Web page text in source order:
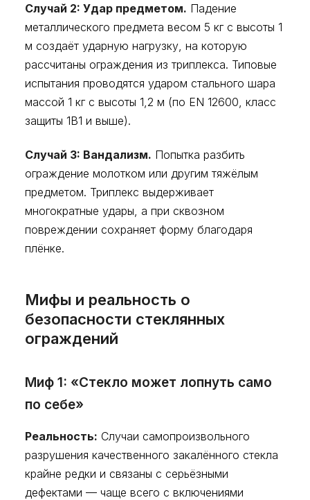
Случай 2: Удар предметом. Падение
металлического предмета весом 5 кг с высоты 1
м создаёт ударную нагрузку, на которую
рассчитаны ограждения из триплекса. Типовые
испытания проводятся ударом стального шара
массой 1 кг с высоты 1,2 м (по EN 12600, класс
защиты 1B1 и выше).
Случай 3: Вандализм. Попытка разбить
ограждение молотком или другим тяжёлым
предметом. Триплекс выдерживает
многократные удары, а при сквозном
повреждении сохраняет форму благодаря
плёнке.
Мифы и реальность о
безопасности стеклянных
ограждений
Миф 1: «Стекло может лопнуть само
по себе»
Реальность: Случаи самопроизвольного
разрушения качественного закалённого стекла
крайне редки и связаны с серьёзными
дефектами — чаще всего с включениями